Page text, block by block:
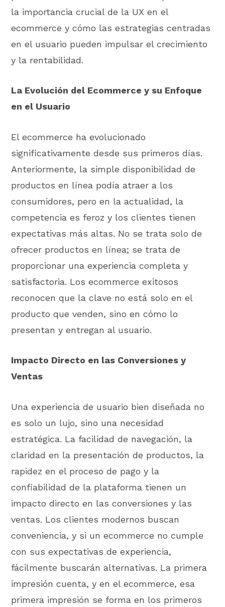
la importancia crucial de la UX en el
ecommerce y cómo las estrategias centradas
en el usuario pueden impulsar el crecimiento
y la rentabilidad.
La Evolución del Ecommerce y su Enfoque
en el Usuario
El ecommerce ha evolucionado
significativamente desde sus primeros días.
Anteriormente, la simple disponibilidad de
productos en línea podía atraer a los
consumidores, pero en la actualidad, la
competencia es feroz y los clientes tienen
expectativas más altas. No se trata solo de
ofrecer productos en línea; se trata de
proporcionar una experiencia completa y
satisfactoria. Los ecommerce exitosos
reconocen que la clave no está solo en el
producto que venden, sino en cómo lo
presentan y entregan al usuario.
Impacto Directo en las Conversiones y
Ventas
Una experiencia de usuario bien diseñada no
es solo un lujo, sino una necesidad
estratégica. La facilidad de navegación, la
claridad en la presentación de productos, la
rapidez en el proceso de pago y la
confiabilidad de la plataforma tienen un
impacto directo en las conversiones y las
ventas. Los clientes modernos buscan
conveniencia, y si un ecommerce no cumple
con sus expectativas de experiencia,
fácilmente buscarán alternativas. La primera
impresión cuenta, y en el ecommerce, esa
primera impresión se forma en los primeros